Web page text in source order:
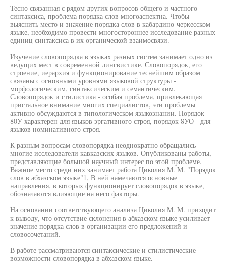
Тесно связанная с рядом других вопросов общего и частного
синтаксиса, проблема порядка слов многоаспектна. Чтобы
выяснить место и значение порядка слов в кабардино-черкесском
языке, необходимо провести многостороннее исследование разных
единиц синтаксиса в их органической взаимосвязи.
Изучение словопорядка в языках разных систем занимает одно из
ведущих мест в современной лингвистике. Словопорядок, его
строение, иерархия и функционирование теснейшим образом
связаны с основными уровнями языковой структуры -
морфологическим, синтаксическим и семантическим.
Словопорядок и стилистика - особая проблема, привлекающая
пристальное внимание многих специалистов, эти проблемы
активно обсуждаются в типологическом языкознании. Порядок
80У характерен для языков эргативного строя, порядок 8УО - для
языков номинативного строя.
К разным вопросам словопорядка неоднократно обращались
многие исследователи кавказских языков. Опубликованы работы,
представляющие большой научный интерес по этой проблеме.
Важное место среди них занимает работа Циколия М. М. "Порядок
слов в абхазском языке"1, В ней намечаются основные
направления, в которых функционирует словопорядок в языке,
обозначаются влияющие на него факторы.
На основании соответствующего анализа Циколия М. М. приходит
к выводу, что отсутствие склонения в абхазском языке усиливает
значение порядка слов в организации его предложений и
словосочетаний.
В работе рассматриваются синтаксические и стилистические
возможности словопорядка в абхазском языке.